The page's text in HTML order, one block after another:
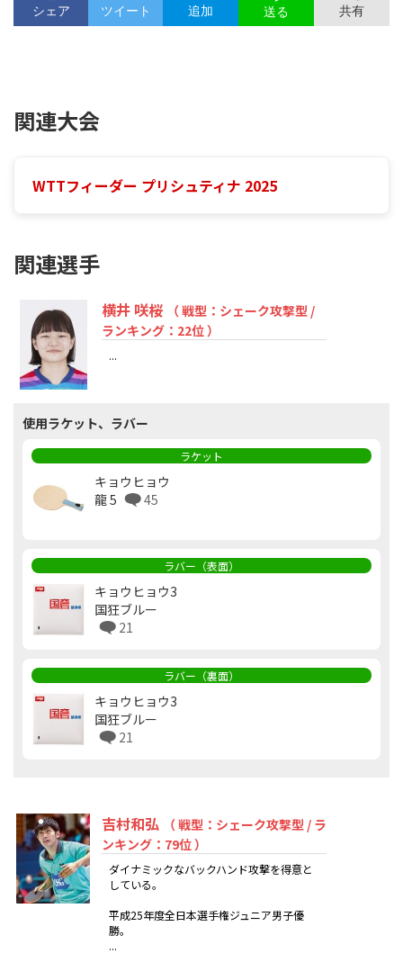
シェア ツイート 追加 送る 共有
関連大会
WTTフィーダー プリシュティナ 2025
関連選手
横井 咲桜
（ 戦型：シェーク攻撃型 /
ランキング：22位 ）
...
使用ラケット、ラバー
ラケット
キョウヒョウ
龍 5
45
ラバー（表面）
キョウヒョウ3
国狂ブルー
21
ラバー（裏面）
キョウヒョウ3
国狂ブルー
21
吉村和弘
（ 戦型：シェーク攻撃型 / ラ
ンキング：79位 ）
ダイナミックなバックハンド攻撃を得意と
している。
平成25年度全日本選手権ジュニア男子優
勝。
...